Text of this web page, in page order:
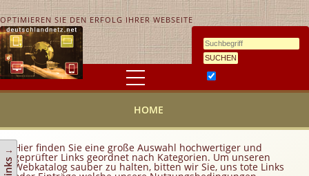
OPTIMIEREN SIE DEN ERFOLG IHRER WEBSEITE
AGB
Link hinzufügen
HOME
Hier finden Sie eine große Auswahl hochwertiger und
geprüfter Links geordnet nach Kategorien. Um unseren
Webkatalog sauber zu halten, bitten wir Sie, uns tote Links